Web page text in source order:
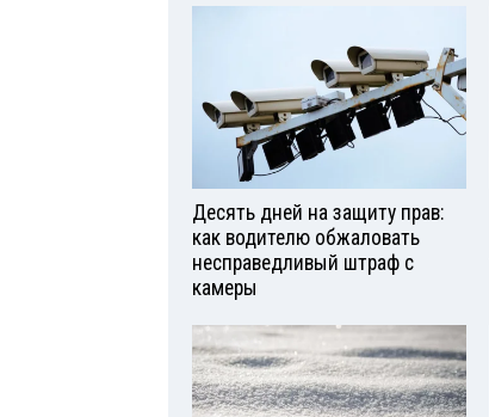
Десять дней на защиту прав:
как водителю обжаловать
несправедливый штраф с
камеры